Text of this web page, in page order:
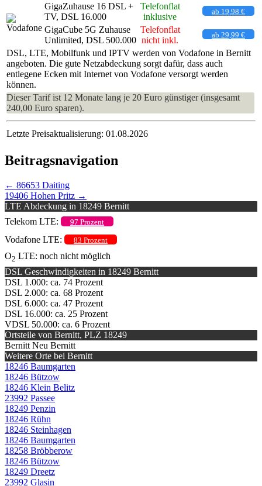
GigaZuhause 16 DSL +
TV, DSL 16.000
Telefonflat
inklusive
ab 19,98 €
GigaCube 5G Zuhause
Unlimited, DSL 500.000
Telefonflat
nicht inkl.
ab 29,99 €
DSL, LTE, Mobilfunk und IPTV werden von Vodafone in Bernitt
angeboten. Die gute Netzabdeckung sorgt dafür, dass auch
entlegene Ecken mit Internet von Vodafone versorgt werden
können.
Dieser Tarif ist 12 Monate lang je 20 Euro günstiger (insgesamt
240,00 Euro sparen).
Letzte Preisaktualisierung: 01.08.2026
Beitragsnavigation
← 86653 Daiting
19406 Hohen Pritz →
LTE Abdeckung in 18249 Bernitt
Telekom LTE:
97 Prozent
Vodafone LTE: 83 Prozent
O2 LTE: noch nicht möglich
DSL Geschwindigkeiten in 18249 Bernitt
DSL 1.000: ca. 74 Prozent
DSL 2.000: ca. 68 Prozent
DSL 6.000: ca. 47 Prozent
DSL 16.000: ca. 25 Prozent
VDSL 50.000: ca. 6 Prozent
Ortsteile von Bernitt, PLZ 18249
Bernitt Neu Bernitt
Weitere Orte bei Bernitt
18246 Baumgarten
18246 Bützow
18246 Klein Belitz
23992 Passee
18249 Penzin
18246 Rühn
18246 Steinhagen
18246 Baumgarten
18258 Bröbberow
18246 Bützow
18249 Dreetz
23992 Glasin